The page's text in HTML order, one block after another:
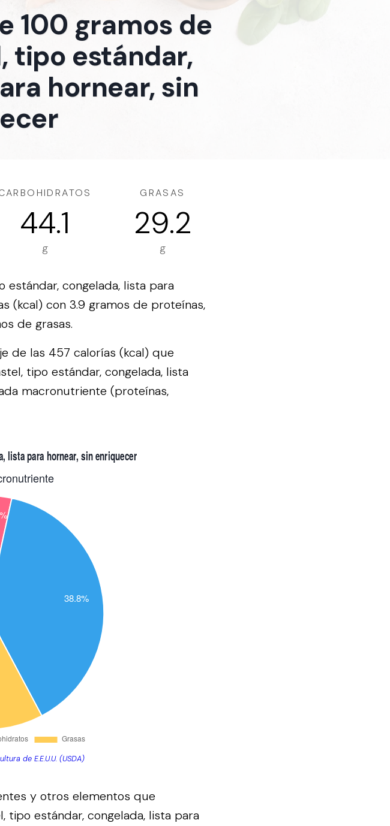
100 gramos de
tipo estándar,
hornear, sin
44.1
g
GRASAS
29.2
g
estándar, congelada, lista para
(kcal) con 3.9 gramos de proteínas,
de grasas.
de las 457 calorías (kcal) que
tipo estándar, congelada, lista
macronutriente (proteínas,
de E.E.U.U. (USDA)
y otros elementos que
tipo estándar, congelada, lista para